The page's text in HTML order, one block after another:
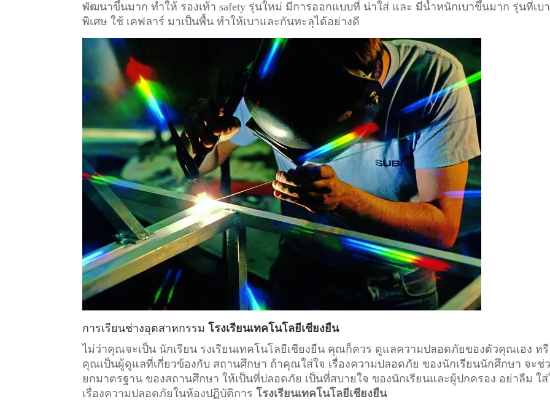
พัฒนาขึ้นมาก ทำให้ รองเท้า safety รุ่นใหม่ มีการออกแบบที่ น่าใส่ และ มีน้ำหนักเบาขึ้นมาก รุ่นที่เบา
พิเศษ ใช้ เคฟลาร์ มาเป็นพื้น ทำให้เบาและกันทะลุได้อย่างดี
การเรียนช่างอุตสาหกรรม โรงเรียนเทคโนโลยีเชียงยืน
ไม่ว่าคุณจะเป็น นักเรียน รงเรียนเทคโนโลยีเชียงยืน คุณก็ควร ดูแลความปลอดภัยของตัวคุณเอง ห
คุณเป็นผู้ดูแลที่เกี่ยวข้องกับ สถานศึกษา ถ้าคุณใส่ใจ เรื่องความปลอดภัย ของนักเรียนนักศึกษา จะช่
ยกมาตรฐาน ของสถานศึกษา ให้เป็นที่ปลอดภัย เป็นที่สบายใจ ของนักเรียนและผู้ปกครอง อย่าลืม ใส่
เรื่องความปลอดภัยในห้องปฏิบัติการ โรงเรียนเทคโนโลยีเชียงยืน